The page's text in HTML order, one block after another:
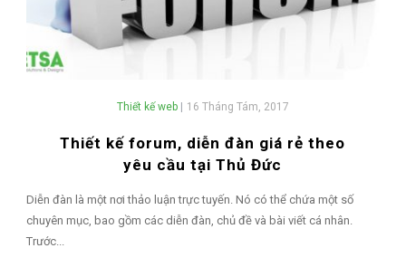
Thiết kế web| 16 Tháng Tám, 2017
Thiết kế forum, diễn đàn giá rẻ theo
yêu cầu tại Thủ Đức
Diễn đàn là một nơi thảo luận trực tuyến. Nó có thể chứa một số
chuyên mục, bao gồm các diễn đàn, chủ đề và bài viết cá nhân.
Trước...